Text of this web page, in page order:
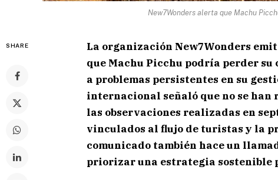
New7Wonders alerta que Machu
SHARE
La organización New7Wonders
que Machu Picchu podría perder
a problemas persistentes en su
internacional señaló que no se
las observaciones realizadas en
vinculados al flujo de turistas y la
comunicado también hace un
priorizar una estrategia sostenible